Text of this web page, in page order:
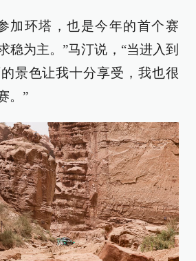
加环塔，也是今年的首个赛
稳为主。”马汀说，“当进入到
景色让我十分享受，我也很
。”